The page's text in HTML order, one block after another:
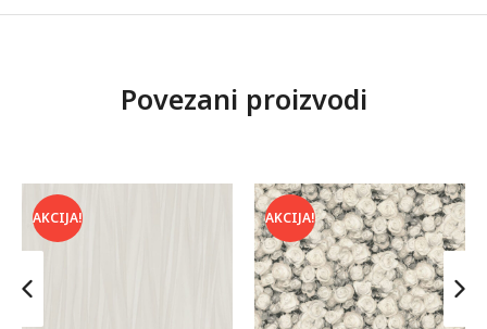
Povezani proizvodi
AKCIJA! AKCIJA!